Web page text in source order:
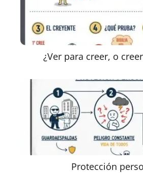
¿Ver para creer, o
Protección